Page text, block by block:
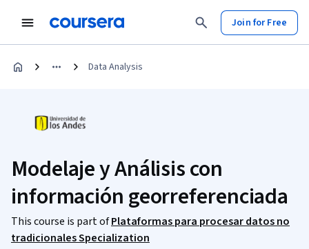
Join for Free
Data Analysis
Modelaje y Análisis con
información georreferenciada
This course is part ofPlataformas para procesar datos no
tradicionales​ Specialization